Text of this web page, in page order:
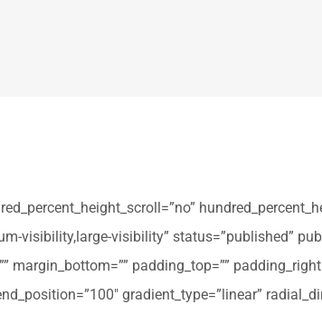
visibility,large-visibility” status=”published”
margin_bottom=”” padding_top=””
gradient_type=”linear”